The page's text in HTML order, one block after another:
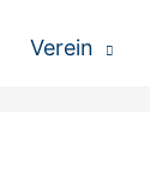
Verein